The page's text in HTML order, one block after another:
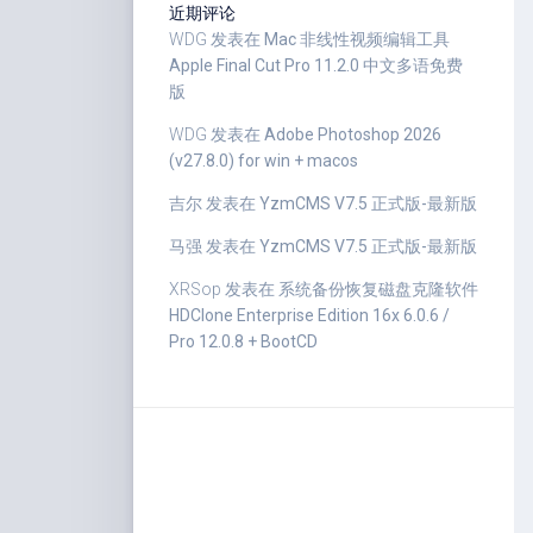
近期评论
WDG 发表在 Mac 非线性视频编辑工具
Apple Final Cut Pro 11.2.0 中文多语免费
版
WDG 发表在 Adobe Photoshop 2026
(v27.8.0) for win + macos
吉尔 发表在 YzmCMS V7.5 正式版-最新版
马强 发表在 YzmCMS V7.5 正式版-最新版
XRSop 发表在 系统备份恢复磁盘克隆软件
HDClone Enterprise Edition 16x 6.0.6 /
Pro 12.0.8 + BootCD